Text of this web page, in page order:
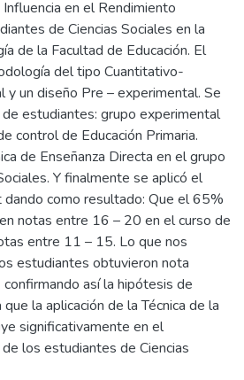
en el Rendimiento
de Ciencias Sociales en la
de la Facultad de Educación. El
del tipo Cuantitativo-
y un diseño Pre – experimental. Se
estudiantes: grupo experimental
control de Educación Primaria.
de Enseñanza Directa en el grupo
Y finalmente se aplicó el
como resultado: Que el 65%
notas entre 16 – 20 en el curso de
entre 11 – 15. Lo que nos
estudiantes obtuvieron nota
así la hipótesis de
la aplicación de la Técnica de la
significativamente en el
los estudiantes de Ciencias